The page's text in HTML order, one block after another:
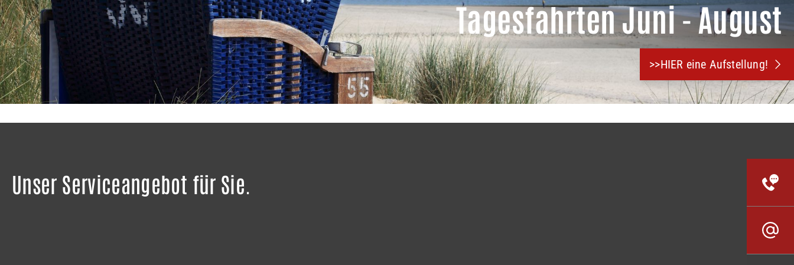
>>HIER eine Aufstellung!
Unser Serviceangebot für Sie.